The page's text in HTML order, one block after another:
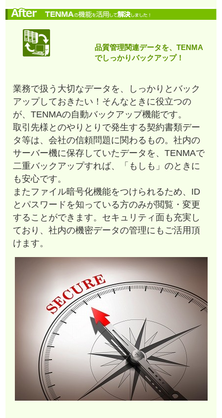
品質管理関連データを、TENMA
でしっかりバックアップ！
業務で扱う大切なデータを、しっかりとバック
アップしておきたい！そんなときに役立つの
が、TENMAの自動バックアップ機能です。
取引先様とのやりとりで発生する契約書類デー
タ等は、会社の信頼問題に関わるもの。社内の
サーバー機に保存していたデータを、TENMAで
二重バックアップすれば、「もしも」のときに
も安心です。
またファイル暗号化機能をつけられるため、ID
とパスワードを知っている方のみが閲覧・変更
することができます。セキュリティ面も充実し
ており、社内の機密データの管理にもご活用頂
けます。